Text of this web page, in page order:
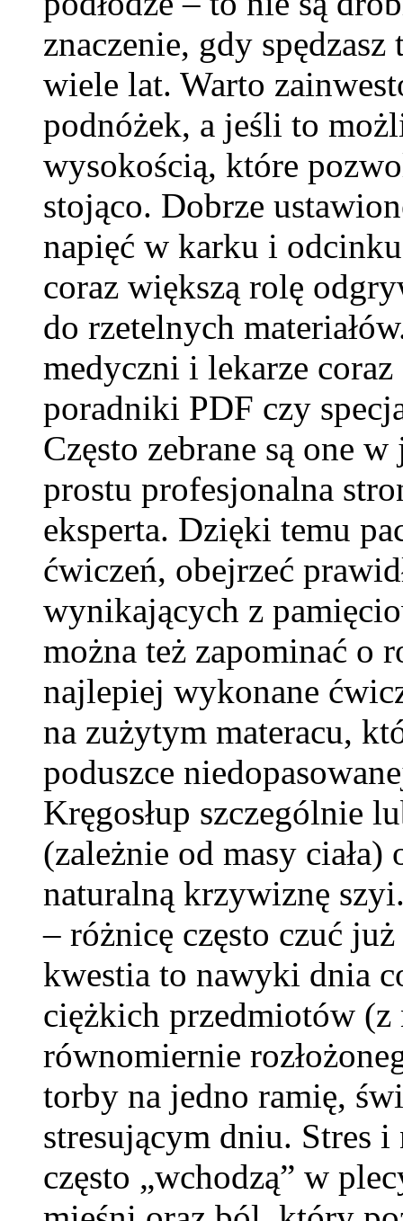
znaczenie, gdy
wiele lat. Warto
podnóżek, a jeśli to
wysokością, które
stojąco. Dobrze
napięć w karku i
coraz większą rolę
do rzetelnych
medyczni i lekarze
poradniki PDF czy
Często zebrane są one
prostu profesjonalna
eksperta. Dzięki temu
ćwiczeń, obejrzeć
wynikających z
można też zapominać o
najlepiej wykonane
na zużytym materacu,
poduszce
Kręgosłup szczególnie
(zależnie od masy
naturalną krzywiznę
– różnicę często czuć
kwestia to nawyki dnia
ciężkich przedmiotów (z
równomiernie
torby na jedno ramię,
stresującym dniu. Stres
często „wchodzą” w